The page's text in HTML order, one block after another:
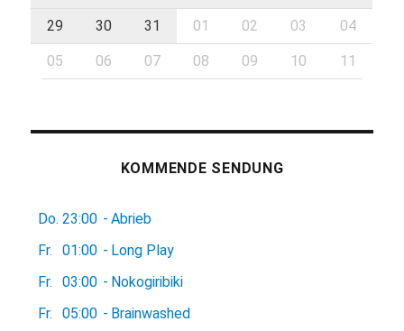
29 30 31 01 02 03 04
05 06 07 08 09 10 11
KOMMENDE SENDUNG
Do. 23:00 - Abrieb
Fr.
01:00 - Long Play
Fr.
03:00 - Nokogiribiki
Fr.
05:00 - Brainwashed